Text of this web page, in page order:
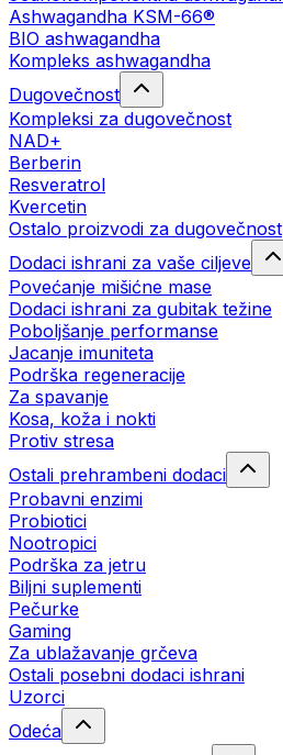
Ashwagandha KSM-66®
BIO ashwagandha
Kompleks ashwagandha
Dugovečnost
Kompleksi za dugovečnost
NAD+
Berberin
Resveratrol
Kvercetin
Ostalo proizvodi za dugovečnost
Dodaci ishrani za vaše ciljeve
Povećanje mišićne mase
Dodaci ishrani za gubitak težine
Poboljšanje performanse
Jacanje imuniteta
Podrška regeneracije
Za spavanje
Kosa, koža i nokti
Protiv stresa
Ostali prehrambeni dodaci
Probavni enzimi
Probiotici
Nootropici
Podrška za jetru
Biljni suplementi
Pečurke
Gaming
Za ublažavanje grčeva
Ostali posebni dodaci ishrani
Uzorci
Odeća